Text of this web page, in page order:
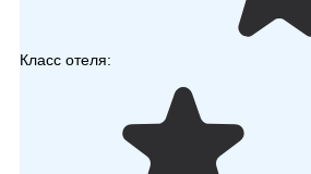
Класс отеля: